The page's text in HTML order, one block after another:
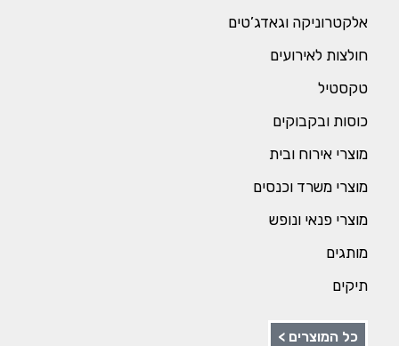
אלקטרוניקה וגאדג’טים
חולצות לאירועים
טקסטיל
כוסות ובקבוקים
מוצרי אירוח ובית
מוצרי משרד וכנסים
מוצרי פנאי ונופש
מותגים
תיקים
כל המוצרים >